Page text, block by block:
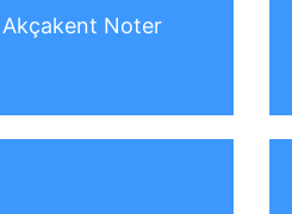
Akçakent Noter